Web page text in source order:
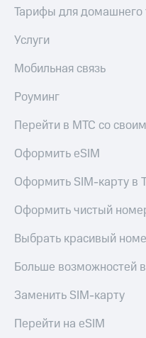
Приложения
Музыка
Live
Гудок
Мой
приложения
Инвестиции
Получайте
онлайн
онлайн
С картой
Накопления
Откладывайте
и получайте
доход 15%
Акции
пополнения
Скидка
30%
на связь
Тарифы
Тарифы для домашнего
Услуги
Мобильная связь
Роуминг
Перейти в МТС со
Оформить eSIM
Оформить SIM-карту в
Оформить чистый
Выбрать красивый
Больше возможностей
Заменить SIM-карту
Перейти на eSIM